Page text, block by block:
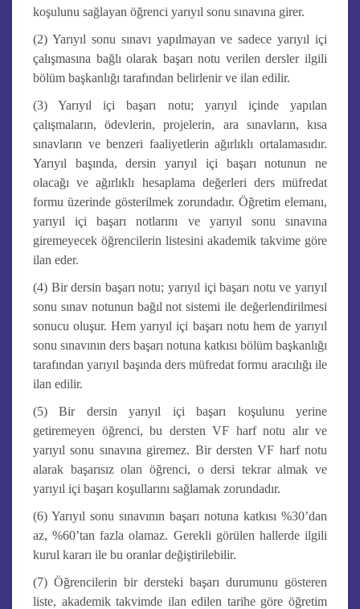
koşulunu sağlayan öğrenci yarıyıl sonu sınavına girer.
(2) Yarıyıl sonu sınavı yapılmayan ve sadece yarıyıl içi
çalışmasına bağlı olarak başarı notu verilen dersler ilgili
bölüm başkanlığı tarafından belirlenir ve ilan edilir.
(3) Yarıyıl içi başarı notu; yarıyıl içinde yapılan
çalışmaların, ödevlerin, projelerin, ara sınavların, kısa
sınavların ve benzeri faaliyetlerin ağırlıklı ortalamasıdır.
Yarıyıl başında, dersin yarıyıl içi başarı notunun ne
olacağı ve ağırlıklı hesaplama değerleri ders müfredat
formu üzerinde gösterilmek zorundadır. Öğretim elemanı,
yarıyıl içi başarı notlarını ve yarıyıl sonu sınavına
giremeyecek öğrencilerin listesini akademik takvime göre
ilan eder.
(4) Bir dersin başarı notu; yarıyıl içi başarı notu ve yarıyıl
sonu sınav notunun bağıl not sistemi ile değerlendirilmesi
sonucu oluşur. Hem yarıyıl içi başarı notu hem de yarıyıl
sonu sınavının ders başarı notuna katkısı bölüm başkanlığı
tarafından yarıyıl başında ders müfredat formu aracılığı ile
ilan edilir.
(5) Bir dersin yarıyıl içi başarı koşulunu yerine
getiremeyen öğrenci, bu dersten VF harf notu alır ve
yarıyıl sonu sınavına giremez. Bir dersten VF harf notu
alarak başarısız olan öğrenci, o dersi tekrar almak ve
yarıyıl içi başarı koşullarını sağlamak zorundadır.
(6) Yarıyıl sonu sınavının başarı notuna katkısı %30’dan
az, %60’tan fazla olamaz. Gerekli görülen hallerde ilgili
kurul kararı ile bu oranlar değiştirilebilir.
(7) Öğrencilerin bir dersteki başarı durumunu gösteren
liste, akademik takvimde ilan edilen tarihe göre öğretim